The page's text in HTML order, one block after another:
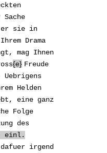
er sie in
Drama
mag Ihnen
e
Freude
Helden
eine ganz
Folge
des
einl.
irgend